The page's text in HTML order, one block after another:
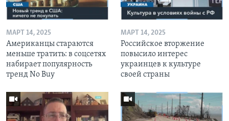
МАРТ 14, 2025
Американцы стараются
меньше тратить: в соцсетях
набирает популярность
тренд No Buy
МАРТ 14, 2025
Российское вторжение
повысило интерес
украинцев к культуре
своей страны